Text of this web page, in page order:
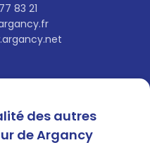
83 21
des autres
de Argancy